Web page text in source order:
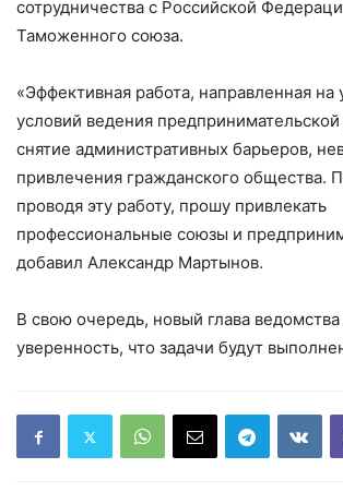
сотрудничества с Российской
Таможенного союза.
«Эффективная работа, направленная на
условий ведения предпринимательской
снятие административных барьеров,
привлечения гражданского общества.
проводя эту работу, прошу привлекать
профессиональные союзы и
добавил Александр Мартынов.
В свою очередь, новый глава
уверенность, что задачи будут